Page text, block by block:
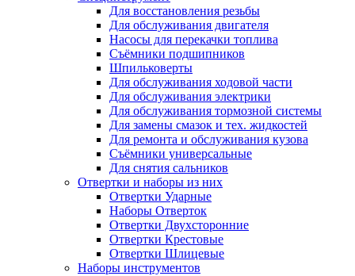
Для восстановления резьбы
Для обслуживания двигателя
Насосы для перекачки топлива
Съёмники подшипников
Шпильковерты
Для обслуживания ходовой части
Для обслуживания электрики
Для обслуживания тормозной системы
Для замены смазок и тех. жидкостей
Для ремонта и обслуживания кузова
Съёмники универсальные
Для снятия сальников
Отвертки и наборы из них
Отвертки Ударные
Наборы Отверток
Отвертки Двухсторонние
Отвертки Крестовые
Отвертки Шлицевые
Наборы инструментов